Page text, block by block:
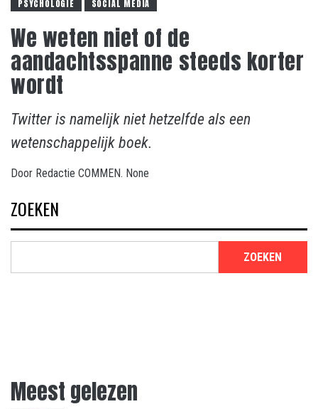
PSYCHOLOGIE
SOCIAL MEDIA
We weten niet of de
aandachtsspanne steeds korter
wordt
Twitter is namelijk niet hetzelfde als een
wetenschappelijk boek.
Door Redactie COMMEN. None
ZOEKEN
ZOEKEN
Meest gelezen